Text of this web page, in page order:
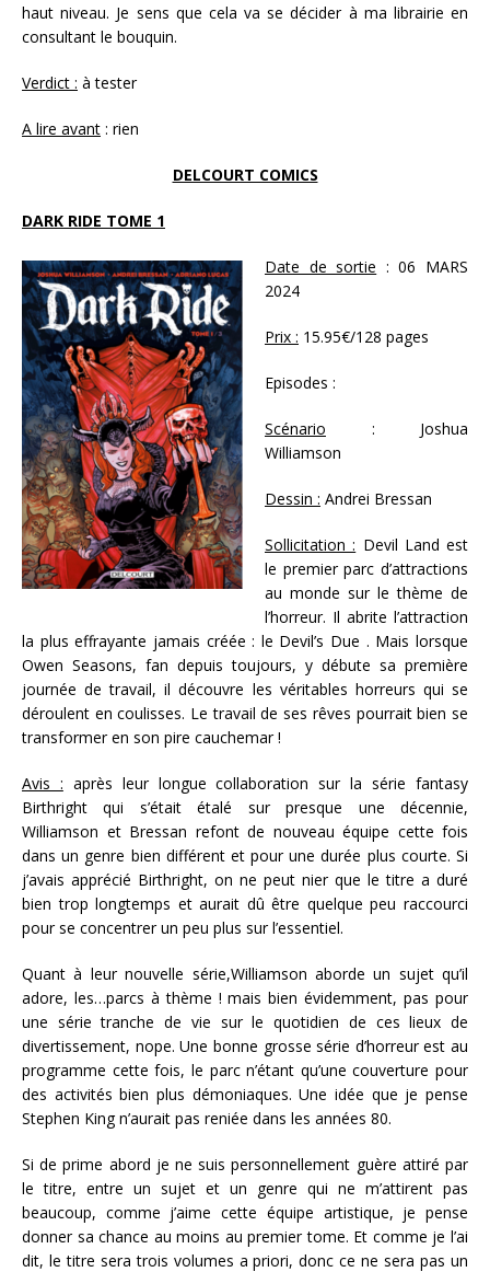
haut niveau. Je sens que cela va se décider à ma librairie en
consultant le bouquin.
Verdict : à tester
A lire avant : rien
DELCOURT COMICS
DARK RIDE TOME 1
Date de sortie : 06 MARS
2024
Prix : 15.95€/128 pages
Episodes :
Scénario : Joshua
Williamson
Dessin : Andrei Bressan
Sollicitation : Devil Land est
le premier parc d’attractions
au monde sur le thème de
l’horreur. Il abrite l’attraction
la plus effrayante jamais créée : le Devil’s Due . Mais lorsque
Owen Seasons, fan depuis toujours, y débute sa première
journée de travail, il découvre les véritables horreurs qui se
déroulent en coulisses. Le travail de ses rêves pourrait bien se
transformer en son pire cauchemar !
Avis : après leur longue collaboration sur la série fantasy
Birthright qui s’était étalé sur presque une décennie,
Williamson et Bressan refont de nouveau équipe cette fois
dans un genre bien différent et pour une durée plus courte. Si
j’avais apprécié Birthright, on ne peut nier que le titre a duré
bien trop longtemps et aurait dû être quelque peu raccourci
pour se concentrer un peu plus sur l’essentiel.
Quant à leur nouvelle série,Williamson aborde un sujet qu’il
adore, les…parcs à thème ! mais bien évidemment, pas pour
une série tranche de vie sur le quotidien de ces lieux de
divertissement, nope. Une bonne grosse série d’horreur est au
programme cette fois, le parc n’étant qu’une couverture pour
des activités bien plus démoniaques. Une idée que je pense
Stephen King n’aurait pas reniée dans les années 80.
Si de prime abord je ne suis personnellement guère attiré par
le titre, entre un sujet et un genre qui ne m’attirent pas
beaucoup, comme j’aime cette équipe artistique, je pense
donner sa chance au moins au premier tome. Et comme je l’ai
dit, le titre sera trois volumes a priori, donc ce ne sera pas un